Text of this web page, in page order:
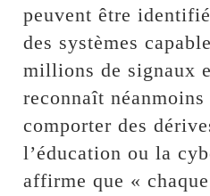
peuvent être
des systèmes
millions de signaux
reconnaît
comporter des
l’éducation ou la
affirme que «